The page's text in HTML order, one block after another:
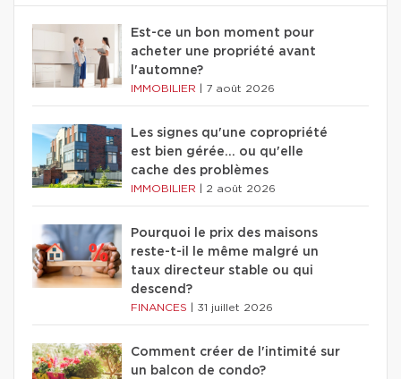
Est-ce un bon moment pour
acheter une propriété avant
l'automne?
IMMOBILIER 7 août 2026
Les signes qu'une copropriété
est bien gérée… ou qu'elle
cache des problèmes
IMMOBILIER 2 août 2026
Pourquoi le prix des maisons
reste-t-il le même malgré un
taux directeur stable ou qui
descend?
FINANCES 31 juillet 2026
Comment créer de l'intimité sur
un balcon de condo?